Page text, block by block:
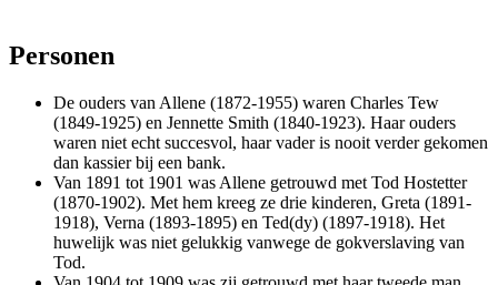
Personen
De ouders van Allene (1872-1955) waren Charles Tew
(1849-1925) en Jennette Smith (1840-1923). Haar ouders
waren niet echt succesvol, haar vader is nooit verder gekomen
dan kassier bij een bank.
Van 1891 tot 1901 was Allene getrouwd met Tod Hostetter
(1870-1902). Met hem kreeg ze drie kinderen, Greta (1891-
1918), Verna (1893-1895) en Ted(dy) (1897-1918). Het
huwelijk was niet gelukkig vanwege de gokverslaving van
Tod.